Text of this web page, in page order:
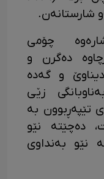
شارستانەن.
لە کوێستانەکانی پیرانشار‎ەوە چۆمی
دەگرن و
و گەدە
زێی
تێپەڕبوون بە
دەچێتە نێو
نێو بەنداوی